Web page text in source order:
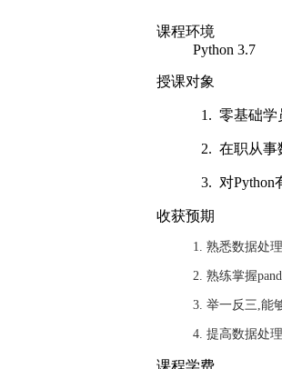
课程环境
Python 3.7
授课对象
1. 零基础学
2. 在职从事
3. 对Python
收获预期
1. 熟悉数据处
2. 熟练掌握
3. 举一反三 能
4. 提高数据处
课程学费